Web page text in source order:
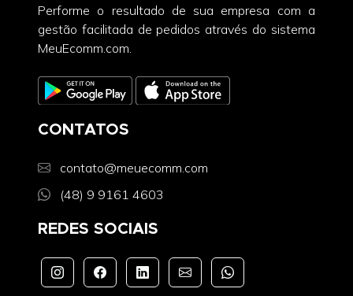
Performe o resultado de sua empresa com a
gestão facilitada de pedidos através do sistema
MeuEcomm.com.
CONTATOS
contato@meuecomm.com
(48) 9 9161 4603
REDES SOCIAIS